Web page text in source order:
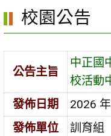
容
區
校園公告
公告主旨
中正國
校活動
發佈日期
2026
發佈單位
訓育組